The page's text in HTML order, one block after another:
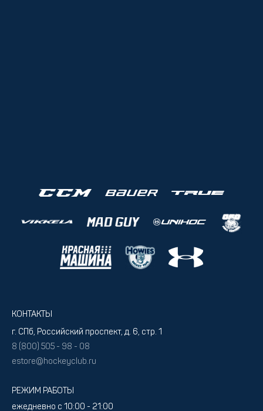
КОНТАКТЫ
г. СПб, Российский проспект, д. 6, стр. 1
8 (800) 505 - 98 - 08
estore@hockeyclub.ru
РЕЖИМ РАБОТЫ
ежедневно с 10:00 - 21:00